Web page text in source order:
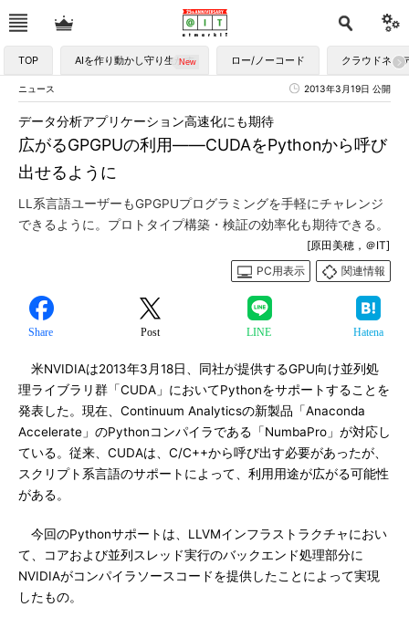
TOP AIを作り動かし守り生かす ロー/ノーコード クラウドネイ
ニュース 2013年3月19日 公開
広がるGPGPUの利用――CUDAをPythonから呼び
出せるように
データ分析アプリケーション高速化にも期待
LL系言語ユーザーもGPGPUプログラミングを手軽にチャレンジ
できるように。プロトタイプ構築・検証の効率化も期待できる。
[原田美穂，＠IT]
PC用表示
関連情報
Share Post LINE Hatena
米NVIDIAは2013年3月18日、同社が提供するGPU向け並列処
理ライブラリ群「CUDA」においてPythonをサポートすることを
発表した。現在、Continuum Analyticsの新製品「Anaconda
Accelerate」のPythonコンパイラである「NumbaPro」が対応し
ている。従来、CUDAは、C/C++から呼び出す必要があったが、
スクリプト系言語のサポートによって、利用用途が広がる可能性
がある。
今回のPythonサポートは、LLVMインフラストラクチャにおい
て、コアおよび並列スレッド実行のバックエンド処理部分に
NVIDIAがコンパイラソースコードを提供したことによって実現
したもの。